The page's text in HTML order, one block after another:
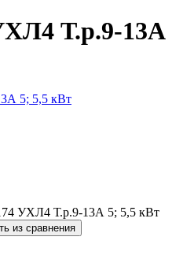
Т.р.9-13А
УХЛ4 Т.р.9-13А 5; 5,5 кВт
из сравнения